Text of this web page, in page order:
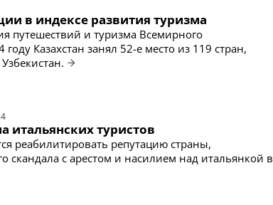
в индексе развития туризма
путешествий и туризма Всемирного
Казахстан занял 52-е место из 119 стран,
итальянских туристов
реабилитировать репутацию страны,
скандала с арестом и насилием над итальянкой в